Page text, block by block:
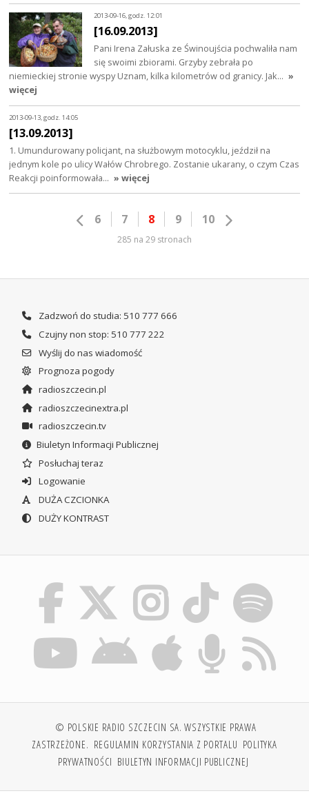
2013-09-16, godz. 12:01
[16.09.2013]
Pani Irena Załuska ze Świnoujścia pochwaliła nam
się swoimi zbiorami. Grzyby zebrała po
niemieckiej stronie wyspy Uznam, kilka kilometrów od granicy. Jak… »
więcej
2013-09-13, godz. 14:05
[13.09.2013]
1. Umundurowany policjant, na służbowym motocyklu, jeździł na
jednym kole po ulicy Wałów Chrobrego. Zostanie ukarany, o czym Czas
Reakcji poinformowała… » więcej
6 7 8 9 10
285 na 29 stronach
Zadzwoń do studia: 510 777 666
Czujny non stop: 510 777 222
Wyślij do nas wiadomość
Prognoza pogody
radioszczecin.pl
radioszczecinextra.pl
radioszczecin.tv
Biuletyn Informacji Publicznej
Posłuchaj teraz
Logowanie
DUŻA CZCIONKA
DUŻY KONTRAST
© POLSKIE RADIO SZCZECIN SA. WSZYSTKIE PRAWA
ZASTRZEŻONE. REGULAMIN KORZYSTANIA Z PORTALU POLITYKA
PRYWATNOŚCI BIULETYN INFORMACJI PUBLICZNEJ